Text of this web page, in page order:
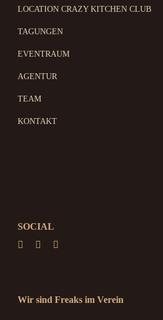
LOCATION CRAZY KITCHEN CLUB
TAGUNGEN
EVENTRAUM
AGENTUR
TEAM
KONTAKT
SOCIAL
Wir sind Freaks im Verein